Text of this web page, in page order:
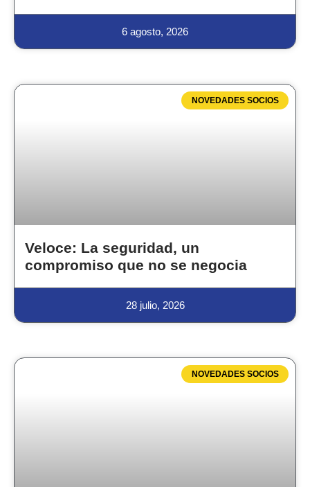
6 agosto, 2026
NOVEDADES SOCIOS
Veloce: La seguridad, un
compromiso que no se negocia
28 julio, 2026
NOVEDADES SOCIOS